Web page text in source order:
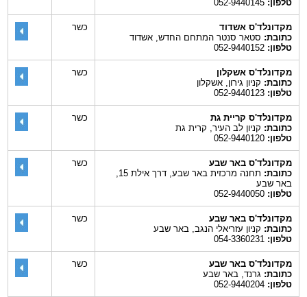
טלפון:052-9440145
מקדונלד'ס אשדוד
כתובת:סטאר סנטר המתחם החדש, אשדוד
טלפון:052-9440152
כשר
מקדונלד'ס אשקלון
כתובת:קניון גירון, אשקלון
טלפון:052-9440123
כשר
מקדונלד'ס קריית גת
כתובת:קניון לב העיר, קרית גת
טלפון:052-9440120
כשר
מקדונלד'ס באר שבע
כתובת:
תחנה מרכזית באר שבע, דרך אילת 15,
באר שבע
טלפון:052-9440050
כשר
מקדונלד'ס באר שבע
כתובת:קניון עזריאלי הנגב, באר שבע
טלפון:054-3360231
כשר
מקדונלד'ס באר שבע
כתובת:גרנד, באר שבע
טלפון:052-9440204
כשר